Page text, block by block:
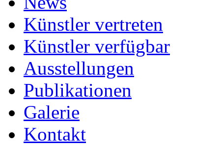
Künstler vertreten
Künstler verfügbar
Ausstellungen
Publikationen
Galerie
Kontakt